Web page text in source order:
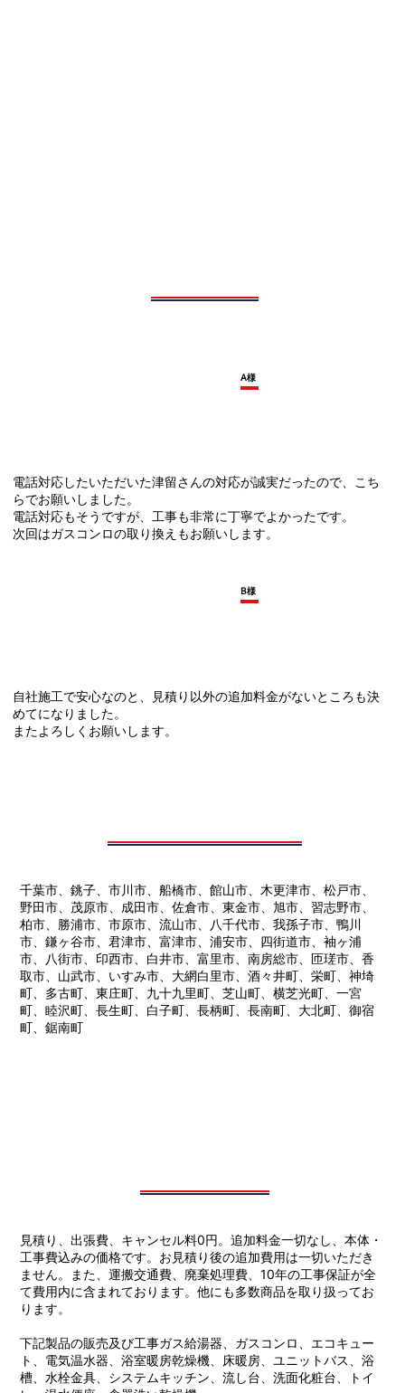
電話対応したいただいた津留さんの対応が誠実だったので、こち
らでお願いしました。
電話対応もそうですが、工事も非常に丁寧でよかったです。
次回はガスコンロの取り換えもお願いします。
A様
自社施工で安心なのと、見積り以外の追加料金がないところも決
めてになりました。
またよろしくお願いします。
B様
千葉市、銚子、市川市、船橋市、館山市、木更津市、松戸市、
野田市、茂原市、成田市、佐倉市、東金市、旭市、習志野市、
柏市、勝浦市、市原市、流山市、八千代市、我孫子市、鴨川
市、鎌ヶ谷市、君津市、富津市、浦安市、四街道市、袖ヶ浦
市、八街市、印西市、白井市、富里市、南房総市、匝瑳市、香
取市、山武市、いすみ市、大網白里市、酒々井町、栄町、神埼
町、多古町、東庄町、九十九里町、芝山町、横芝光町、一宮
町、睦沢町、長生町、白子町、長柄町、長南町、大北町、御宿
町、鋸南町
見積り、出張費、キャンセル料0円。追加料金一切なし、本体・
工事費込みの価格です。お見積り後の追加費用は一切いただき
ません。また、運搬交通費、廃棄処理費、10年の工事保証が全
て費用内に含まれております。他にも多数商品を取り扱ってお
ります。
下記製品の販売及び工事ガス給湯器、ガスコンロ、エコキュー
ト、電気温水器、浴室暖房乾燥機、床暖房、ユニットバス、浴
槽、水栓金具、システムキッチン、流し台、洗面化粧台、トイ